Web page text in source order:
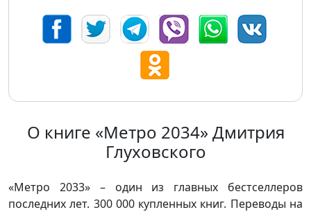
О книге «Метро 2034» Дмитрия
Глуховского
«Метро 2033» – один из главных бестселлеров
последних лет. 300 000 купленных книг. Переводы на